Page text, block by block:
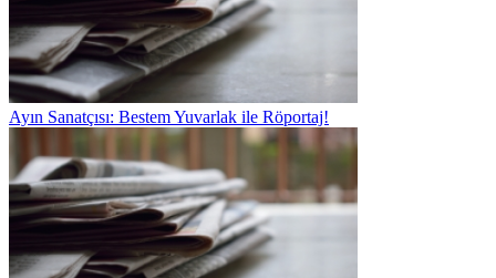
Ayın Sanatçısı: Bestem Yuvarlak ile Röportaj!